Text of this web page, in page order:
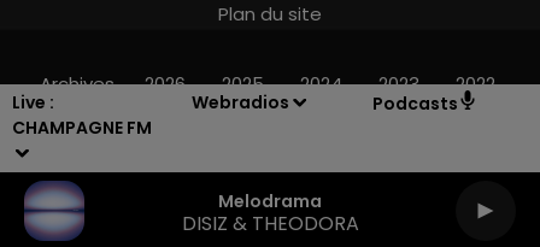
Live :
CHAMPAGNE FM
Webradios Podcasts
Melodrama
DISIZ & THEODORA
7h00 - 12h00
Plan du site
Archives 2026 2025 2024 2023 2022